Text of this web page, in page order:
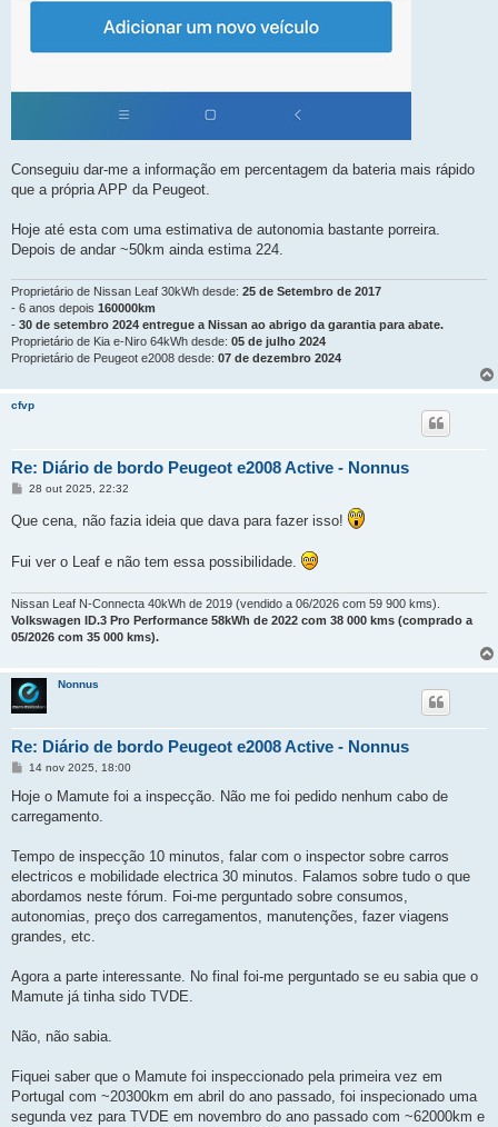
Conseguiu dar-me a informação em percentagem da bateria mais rápido
que a própria APP da Peugeot.
Hoje até esta com uma estimativa de autonomia bastante porreira.
Depois de andar ~50km ainda estima 224.
Proprietário de Nissan Leaf 30kWh desde: 25 de Setembro de 2017
- 6 anos depois 160000km
- 30 de setembro 2024 entregue a Nissan ao abrigo da garantia para abate.
Proprietário de Kia e-Niro 64kWh desde: 05 de julho 2024
Proprietário de Peugeot e2008 desde: 07 de dezembro 2024
cfvp
Re: Diário de bordo Peugeot e2008 Active - Nonnus
M
s
g
e
28 out 2025, 22:32
Que cena, não fazia ideia que dava para fazer isso!
Fui ver o Leaf e não tem essa possibilidade.
Nissan Leaf N-Connecta 40kWh de 2019 (vendido a 06/2026 com 59 900 kms).
Volkswagen ID.3 Pro Performance 58kWh de 2022 com 38 000 kms (comprado a
05/2026 com 35 000 kms).
Nonnus
Re: Diário de bordo Peugeot e2008 Active - Nonnus
M
n
s
a
m
14 nov 2025, 18:00
Hoje o Mamute foi a inspecção. Não me foi pedido nenhum cabo de
carregamento.
Tempo de inspecção 10 minutos, falar com o inspector sobre carros
electricos e mobilidade electrica 30 minutos. Falamos sobre tudo o que
abordamos neste fórum. Foi-me perguntado sobre consumos,
autonomias, preço dos carregamentos, manutenções, fazer viagens
grandes, etc.
Agora a parte interessante. No final foi-me perguntado se eu sabia que o
Mamute já tinha sido TVDE.
Não, não sabia.
Fiquei saber que o Mamute foi inspeccionado pela primeira vez em
Portugal com ~20300km em abril do ano passado, foi inspecionado uma
segunda vez para TVDE em novembro do ano passado com ~62000km e